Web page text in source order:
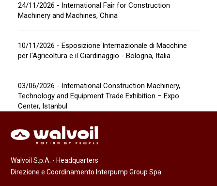
24/11/2026 - International Fair for Construction
Machinery and Machines, China
10/11/2026 - Esposizione Internazionale di Macchine
per l'Agricoltura e il Giardinaggio - Bologna, Italia
03/06/2026 - International Construction Machinery,
Technology and Equipment Trade Exhibition – Expo
Center, Istanbul
Walvoil S.p.A. - Headquarters
Direzione e Coordinamento Interpump Group Spa